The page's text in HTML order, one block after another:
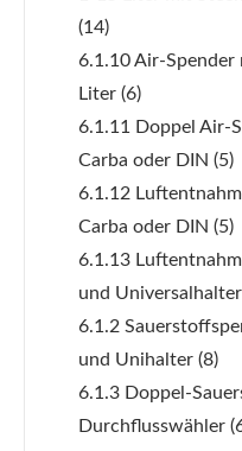
(14)
6.1.10 Air-
Liter (6)
6.1.11 Doppel Air-
Carba oder DIN (5)
6.1.12
Carba oder DIN (5)
6.1.13
und
6.1.2
und Unihalter (8)
6.1.3 Doppel-
Durchflusswähler